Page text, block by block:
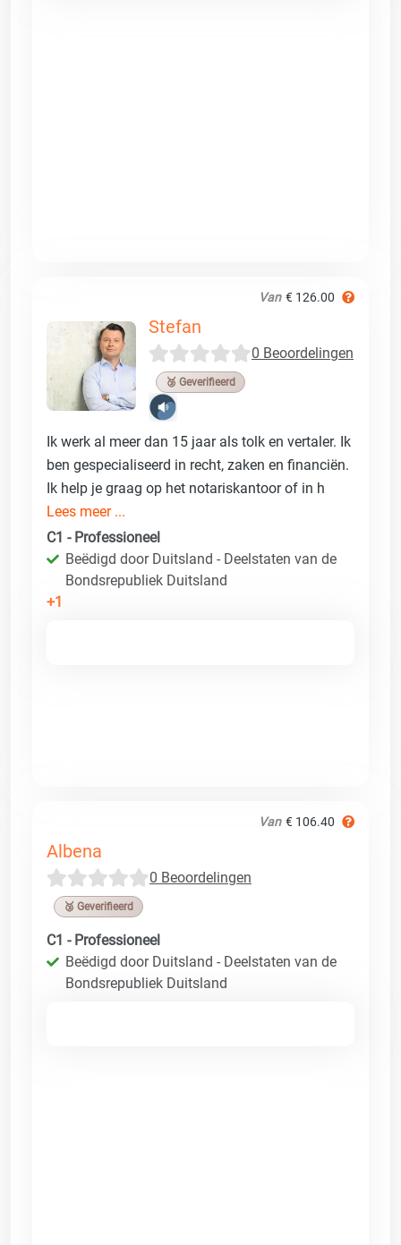
Van € 126.00
Stefan
0 Beoordelingen
🥉 Geverifieerd
Ik werk al meer dan 15 jaar als tolk en vertaler. Ik
ben gespecialiseerd in recht, zaken en financiën.
Ik help je graag op het notariskantoor of in h
Lees meer ...
C1 - Professioneel
Beëdigd door Duitsland - Deelstaten van de
Bondsrepubliek Duitsland
+1
Van € 106.40
Albena
0 Beoordelingen
🥉 Geverifieerd
C1 - Professioneel
Beëdigd door Duitsland - Deelstaten van de
Bondsrepubliek Duitsland